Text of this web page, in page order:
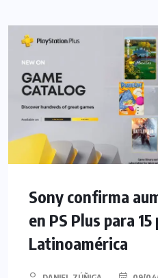
Sony confirma
en PS Plus para
Latinoamérica